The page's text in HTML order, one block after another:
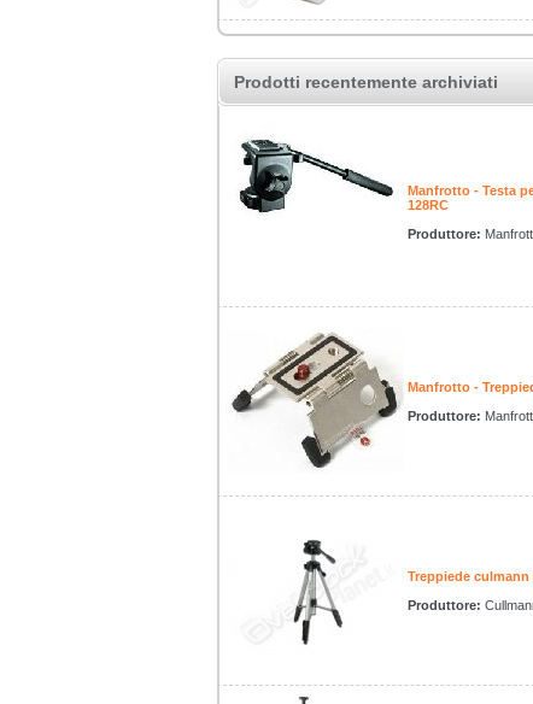
Prodotti recentemente archiviati
Manfrotto - Testa
128RC
Produttore:
Manfrotto -
Produttore:
Treppiede culmann
Produttore: